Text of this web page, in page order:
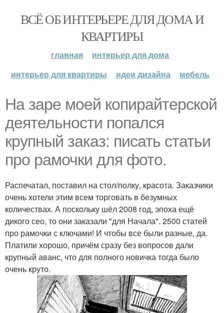
ВСЁ ОБ ИНТЕРЬЕРЕ ДЛЯ ДОМА И
КВАРТИРЫ
главная
интерьер для дома
интерьер для квартиры
идеи дизайна мебель
На заре моей копирайтерской
деятельности попался
крупный заказ: писать статьи
про рамочки для фото.
Распечатал, поставил на стол/полку, красота. Заказчики
очень хотели этим всем торговать в безумных
количествах. А поскольку шёл 2008 год, эпоха ещё
дикого сео, то они заказали "для Начала". 2500 статей
про рамочки с ключами! И чтобы все были разные, да.
Платили хорошо, причём сразу без вопросов дали
крупный аванс, что для полного новичка тогда было
очень круто.